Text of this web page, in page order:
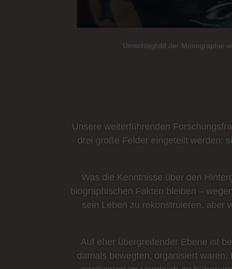
Umschlagbild der Monographie
Unsere weiterführenden
drei große Felder eingeteilt werden:
Was die Kenntnisse über den
biographischen Fakten bleiben –
sein Leben zu rekonstruieren, aber
Auf eher übergreifender Ebene ist
damals bewegten, organisiert